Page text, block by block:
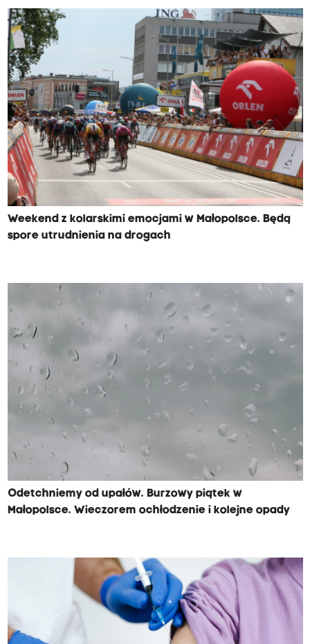
Weekend z kolarskimi emocjami w Małopolsce. Będą
spore utrudnienia na drogach
Odetchniemy od upałów. Burzowy piątek w
Małopolsce. Wieczorem ochłodzenie i kolejne opady